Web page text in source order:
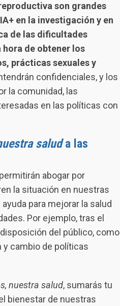
son grandes
en la investigación y en
de las dificultades
hora de obtener los
prácticas sexuales y
confidenciales, y los
la comunidad, las
en las políticas con
saluda las
abogar por
la situación en nuestras
para mejorar la salud
Por ejemplo, tras el
del público, como
y cambio de políticas
nuestra salud, sumarás tu
bienestar de nuestras